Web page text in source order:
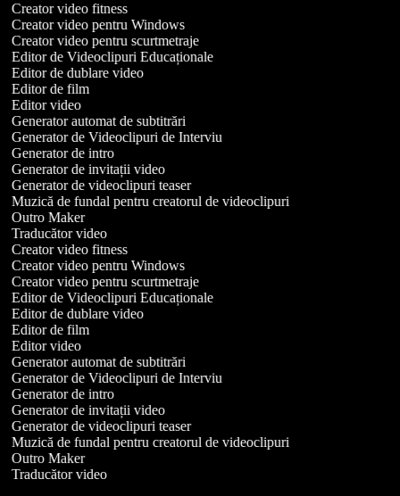
Creator video fitness
Creator video pentru Windows
Creator video pentru scurtmetraje
Editor de Videoclipuri Educaționale
Editor de dublare video
Editor de film
Editor video
Generator automat de subtitrări
Generator de Videoclipuri de Interviu
Generator de intro
Generator de invitații video
Generator de videoclipuri teaser
Muzică de fundal pentru creatorul de videoclipuri
Outro Maker
Traducător video
Creator video fitness
Creator video pentru Windows
Creator video pentru scurtmetraje
Editor de Videoclipuri Educaționale
Editor de dublare video
Editor de film
Editor video
Generator automat de subtitrări
Generator de Videoclipuri de Interviu
Generator de intro
Generator de invitații video
Generator de videoclipuri teaser
Muzică de fundal pentru creatorul de videoclipuri
Outro Maker
Traducător video